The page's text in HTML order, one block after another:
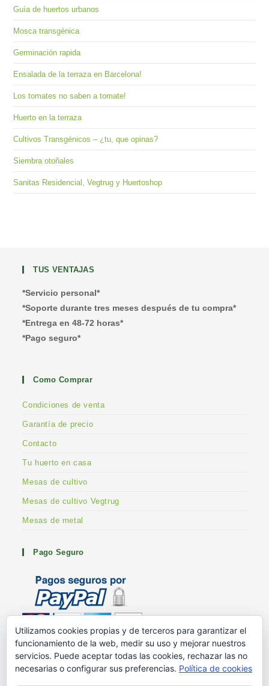
Guía de huertos urbanos
Mosca transgénica
Germinación rapida
Ensalada de la terraza en Barcelona!
Los tomates no saben a tomate!
Huerto en la terraza
Cultivos Transgénicos – ¿tu, que opinas?
Siembra otoñales
Sanitas Residencial, Vegtrug y Huertoshop
TUS VENTAJAS
*Servicio personal*
*Soporte durante tres meses después de tu compra*
*Entrega en 48-72 horas*
*Pago seguro*
Como Comprar
Condiciones de venta
Garantía de precio
Contacto
Tu huerto en casa
Mesas de cultivo
Mesas de cultivo Vegtrug
Mesas de metal
Pago Seguro
Metodos de pago
G+ Huertoshop
Utilizamos cookies propias y de terceros para garantizar el
funcionamiento de la web, medir su uso y mejorar nuestros
servicios. Puede aceptar todas las cookies, rechazar las no
necesarias o configurar sus preferencias. Política de cookies